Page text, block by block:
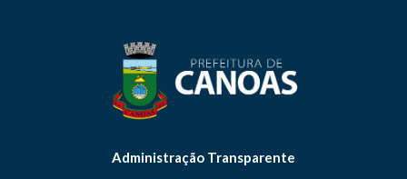
Administração Transparente